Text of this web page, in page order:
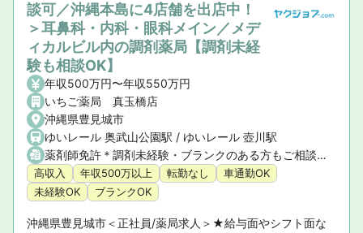
談可／沖縄本島に4店舗を出店中！
＞耳鼻科・内科・眼科メイン／メデ
ィカルビル内の調剤薬局【調剤未経
験も相談OK】
年収500万円〜年収550万円
いちご薬局 真玉橋店
沖縄県豊見城市
ゆいレール 奥武山公園駅 / ゆいレール 壺川駅
薬剤師免許＊調剤未経験・ブランクのある方もご相談ください
高収入 年収500万以上 転勤なし
車通勤OK
未経験OK
ブランクOK
沖縄県豊見城市＜正社員/薬局求人＞★給与面やシフト面な